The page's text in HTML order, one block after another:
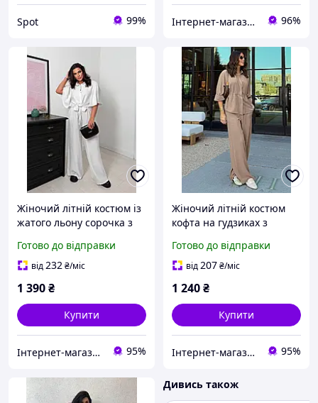
Spot 99% Інтернет-магазин одягу та іграшок Modina 96%
Жіночий літній костюм із
жатого льону сорочка з
широкі штани розміри
42-58
Готово до відправки
від232₴/міс
1 390₴
Купити
Інтернет-магазин одягу та взуття KedON 95%
Жіночий літній костюм
кофта на гудзиках з
штани із креп жатки
розміри 42-56
Готово до відправки
від207₴/міс
1 240₴
Купити
Інтернет-магазин одягу та взуття KedON 95%
Дивись також